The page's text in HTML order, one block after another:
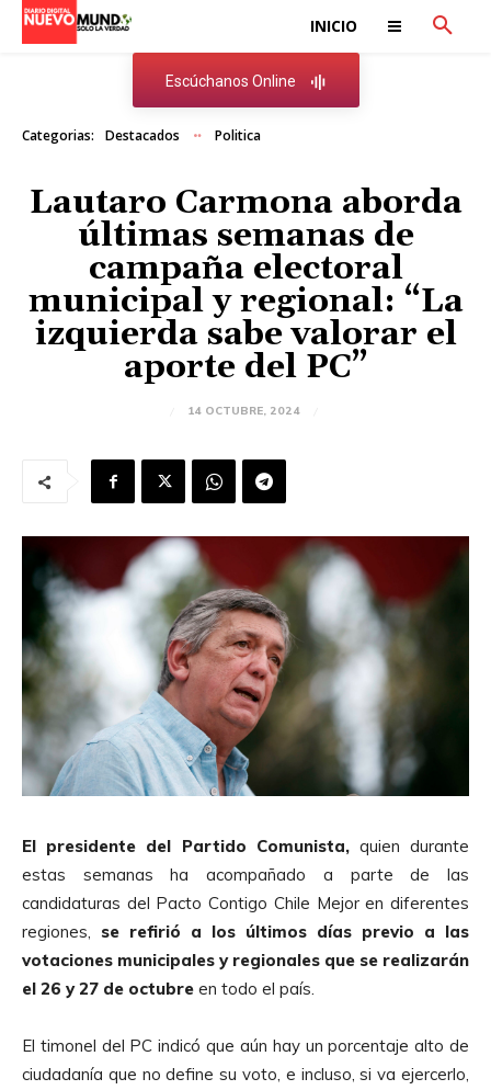
INICIO
Escúchanos Online
Categorias: Destacados Politica
Lautaro Carmona aborda
últimas semanas de
campaña electoral
municipal y regional: “La
izquierda sabe valorar el
aporte del PC”
14 OCTUBRE, 2024
El presidente del Partido Comunista,quien durante
estas semanas ha acompañado a parte de las
candidaturas del Pacto Contigo Chile Mejor en diferentes
regiones, se refirió a los últimos días previo a las
votaciones municipales y regionales que se realizarán
el 26 y 27 de octubre en todo el país.
El timonel del PC indicó que aún hay un porcentaje alto de
ciudadanía que no define su voto, e incluso, si va ejercerlo,